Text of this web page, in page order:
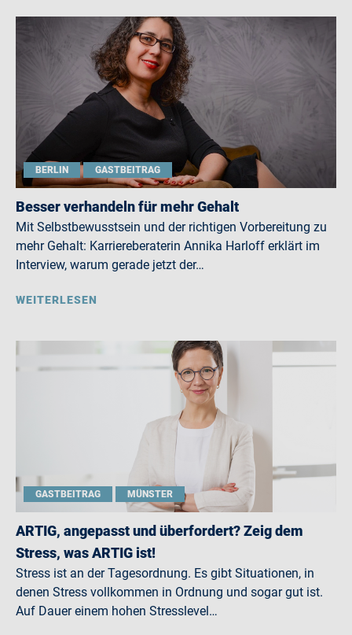
BERLIN GASTBEITRAG
Besser verhandeln für mehr Gehalt
Mit Selbstbewusstsein und der richtigen Vorbereitung zu
mehr Gehalt: Karriereberaterin Annika Harloff erklärt im
Interview, warum gerade jetzt der…
WEITERLESEN
GASTBEITRAG MÜNSTER
ARTIG, angepasst und überfordert? Zeig dem
Stress, was ARTIG ist!
Stress ist an der Tagesordnung. Es gibt Situationen, in
denen Stress vollkommen in Ordnung und sogar gut ist.
Auf Dauer einem hohen Stresslevel…